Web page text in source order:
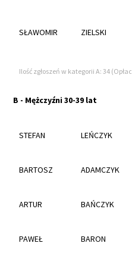
SŁAWOMIR ZIELSKI
Ilość zgłoszeń w kategorii A: 34
B - Mężczyźni 30-39 lat
STEFAN LEŃCZYK
BARTOSZ ADAMCZYK
ARTUR BAŃCZYK
PAWEŁ BARON